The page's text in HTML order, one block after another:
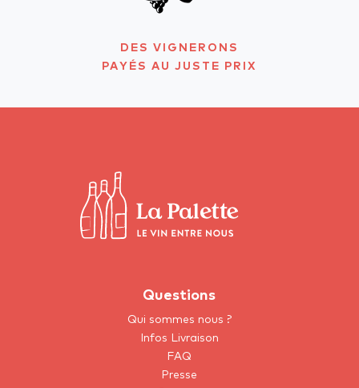
DES VIGNERONS
PAYÉS AU JUSTE PRIX
Questions
Qui sommes nous ?
Infos Livraison
FAQ
Presse